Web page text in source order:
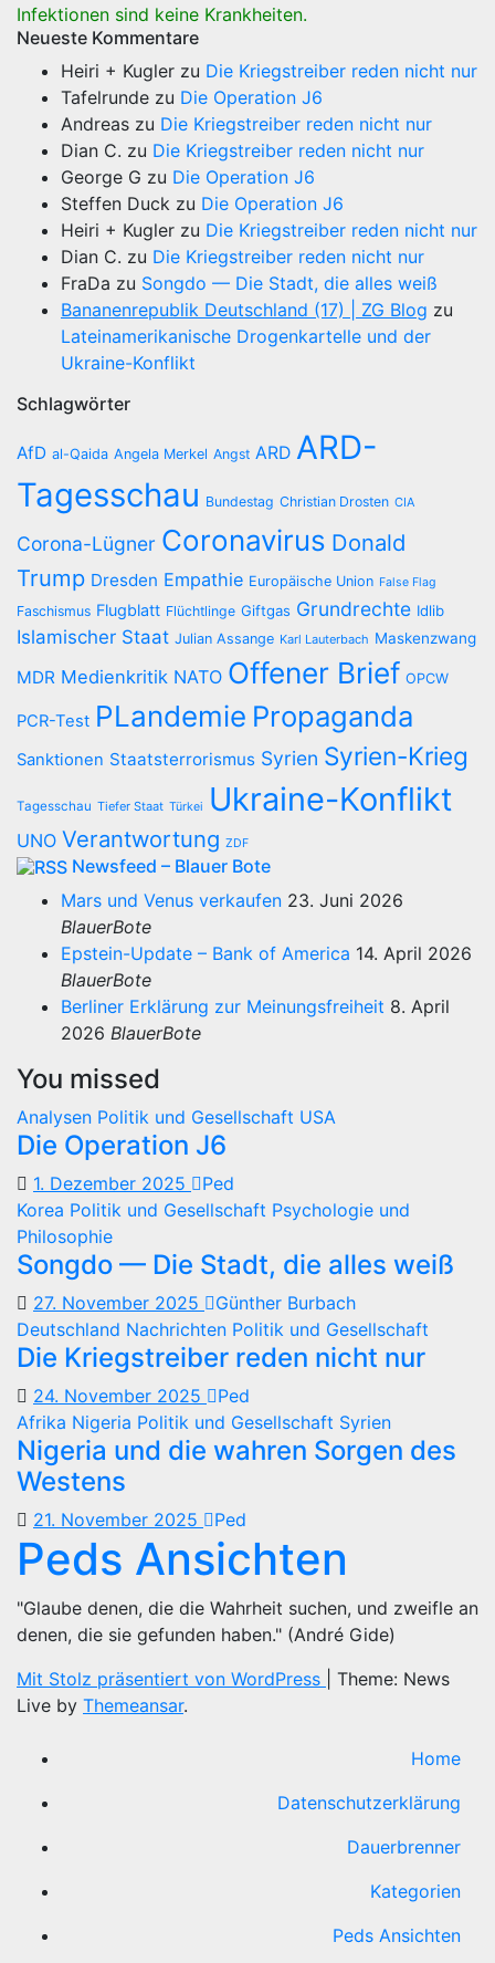
Infektionen sind keine Krankheiten.
Neueste Kommentare
Heiri + Kugler zu Die Kriegstreiber reden nicht nur
Tafelrunde zu Die Operation J6
Andreas zu Die Kriegstreiber reden nicht nur
Dian C. zu Die Kriegstreiber reden nicht nur
George G zu Die Operation J6
Steffen Duck zu Die Operation J6
Heiri + Kugler zu Die Kriegstreiber reden nicht nur
Dian C. zu Die Kriegstreiber reden nicht nur
FraDa zu Songdo — Die Stadt, die alles weiß
Bananenrepublik Deutschland (17) | ZG Blog zu
Lateinamerikanische Drogenkartelle und der
Ukraine-Konflikt
Schlagwörter
AfD al-Qaida Angela Merkel Angst ARD ARD-
Tagesschau Bundestag Christian Drosten CIA
Corona-Lügner Coronavirus Donald
Trump Dresden Empathie Europäische Union False Flag
Faschismus Flugblatt Flüchtlinge Giftgas Grundrechte Idlib
Islamischer Staat Julian Assange Karl Lauterbach Maskenzwang
MDR Medienkritik NATO Offener Brief OPCW
PCR-Test PLandemie Propaganda
Sanktionen Staatsterrorismus Syrien Syrien-Krieg
Tagesschau Tiefer Staat Türkei Ukraine-Konflikt
UNO Verantwortung ZDF
Newsfeed – Blauer Bote
Mars und Venus verkaufen 23. Juni 2026
BlauerBote
Epstein-Update – Bank of America 14. April 2026
BlauerBote
Berliner Erklärung zur Meinungsfreiheit 8. April
2026 BlauerBote
You missed
Analysen Politik und Gesellschaft USA
Die Operation J6
1. Dezember 2025
Ped
Korea Politik und Gesellschaft Psychologie und
Philosophie
Songdo — Die Stadt, die alles weiß
27. November 2025
Günther Burbach
Deutschland Nachrichten Politik und Gesellschaft
Die Kriegstreiber reden nicht nur
24. November 2025
Ped
Afrika Nigeria Politik und Gesellschaft Syrien
Nigeria und die wahren Sorgen des
Westens
21. November 2025 Ped
Peds Ansichten
"Glaube denen, die die Wahrheit suchen, und zweifle an
denen, die sie gefunden haben." (André Gide)
Mit Stolz präsentiert von WordPress
Theme: News
Live by Themeansar.
Home
Datenschutzerklärung
Dauerbrenner
Kategorien
Peds Ansichten